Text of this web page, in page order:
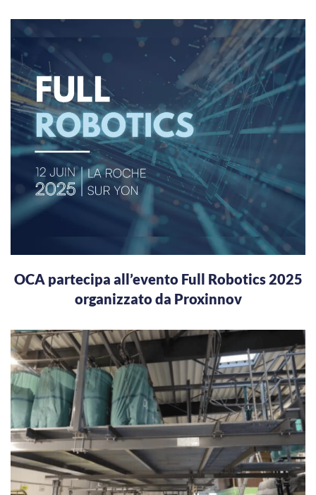
OCA partecipa all’evento Full Robotics 2025
organizzato da Proxinnov